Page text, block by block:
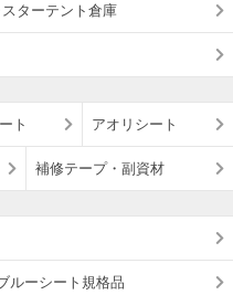
スターテント倉庫
ト アオリシート
補修テープ・副資材
ルーシート規格品